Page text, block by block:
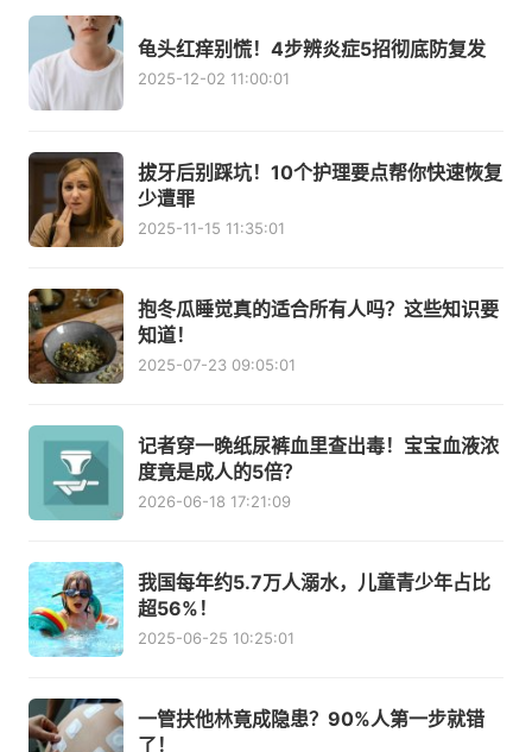
龟头红痒别慌！4步辨炎症5招彻底防复发
2025-12-02 11:00:01
拔牙后别踩坑！10个护理要点帮你快速恢复
少遭罪
2025-11-15 11:35:01
抱冬瓜睡觉真的适合所有人吗？这些知识要
知道！
2025-07-23 09:05:01
记者穿一晚纸尿裤血里查出毒！宝宝血液浓
度竟是成人的5倍？
2026-06-18 17:21:09
我国每年约5.7万人溺水，儿童青少年占比
超56%！
2025-06-25 10:25:01
一管扶他林竟成隐患？90%人第一步就错
了！